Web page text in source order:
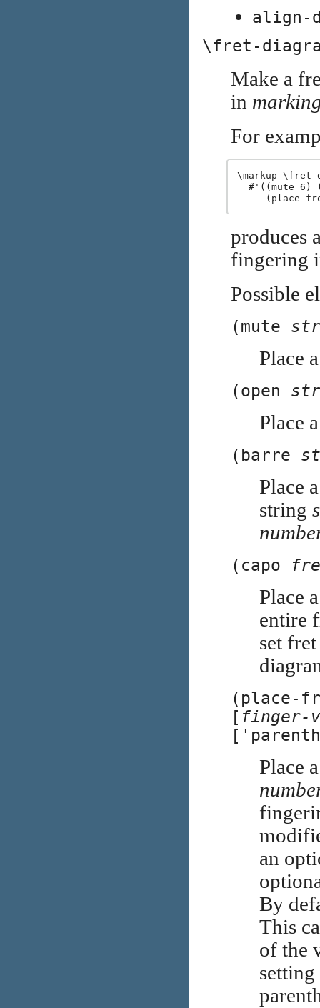
align-
\fret-
Make a
in
For
\markup \fret-
#'((mute 6)
produces
fingering
Possible
(mute
Place
(open
Place
(barre
Place
string
(capo
Place
entire
set
(place-
[ finger-
Place
an
By
This
of the